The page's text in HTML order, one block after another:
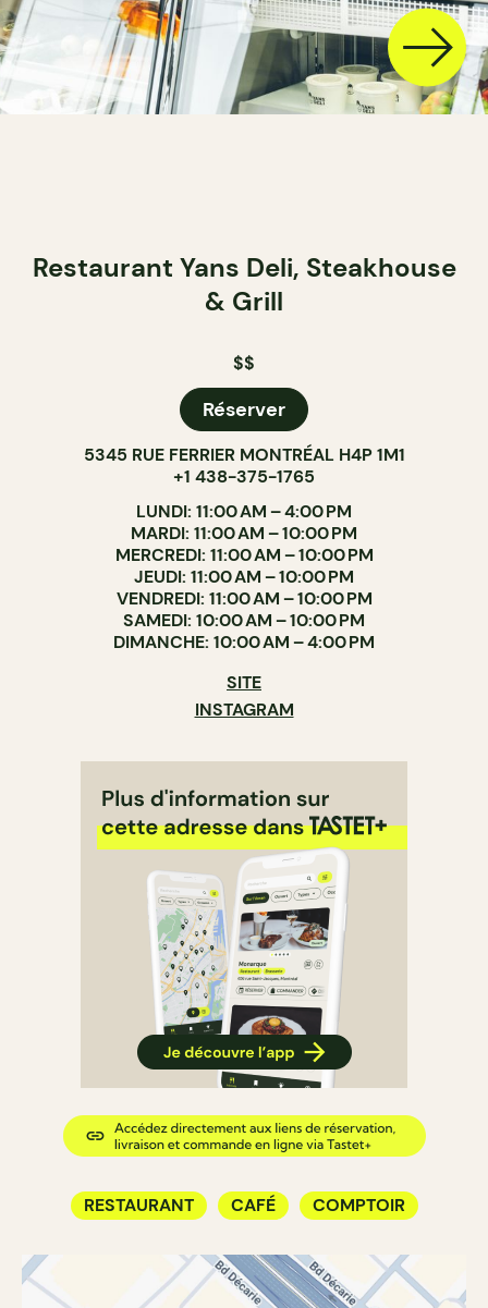
Restaurant Yans Deli, Steakhouse
& Grill
$$
Réserver
5345 RUE FERRIER MONTRÉAL H4P 1M1
+1 438-375-1765
LUNDI: 11:00 AM – 4:00 PM
MARDI: 11:00 AM – 10:00 PM
MERCREDI: 11:00 AM – 10:00 PM
JEUDI: 11:00 AM – 10:00 PM
VENDREDI: 11:00 AM – 10:00 PM
SAMEDI: 10:00 AM – 10:00 PM
DIMANCHE: 10:00 AM – 4:00 PM
SITE
INSTAGRAM
RESTAURANT CAFÉ COMPTOIR